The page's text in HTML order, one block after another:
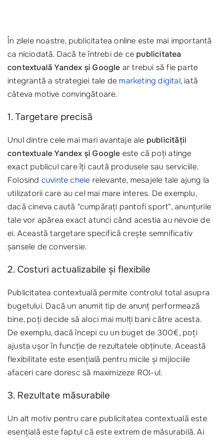
În zilele noastre, publicitatea online este mai importantă
ca niciodată. Dacă te întrebi de ce publicitatea
contextuală Yandex și Google ar trebui să fie parte
integrantă a strategiei tale de marketing digital, iată
câteva motive convingătoare.
1. Targetare precisă
Unul dintre cele mai mari avantaje ale publicității
contextuale Yandex și Google este că poți atinge
exact publicul care îți caută produsele sau serviciile.
Folosind cuvinte cheie relevante, mesajele tale ajung la
utilizatorii care au cel mai mare interes. De exemplu,
dacă cineva caută "cumpărați pantofi sport", anunțurile
tale vor apărea exact atunci când acestia au nevoie de
ei. Această targetare specifică crește semnificativ
șansele de conversie.
2. Costuri actualizabile și flexibile
Publicitatea contextuală permite controlul total asupra
bugetului. Dacă un anumit tip de anunț performează
bine, poți decide să aloci mai mulți bani către acesta.
De exemplu, dacă începi cu un buget de 300€, poți
ajusta ușor în funcție de rezultatele obținute. Această
flexibilitate este esențială pentru micile și mijlociile
afaceri care doresc să maximizeze ROI-ul.
3. Rezultate măsurabile
Un alt motiv pentru care publicitatea contextuală este
esențială este faptul că este extrem de măsurabilă. Ai